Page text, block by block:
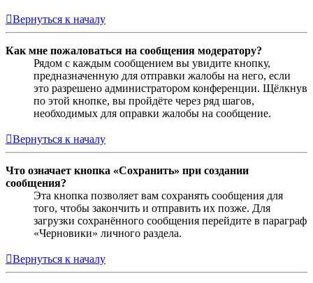
Вернуться к началу
Как мне пожаловаться на сообщения модератору?
Рядом с каждым сообщением вы увидите кнопку,
предназначенную для отправки жалобы на него, если
это разрешено администратором конференции. Щёлкнув
по этой кнопке, вы пройдёте через ряд шагов,
необходимых для оправки жалобы на сообщение.
Вернуться к началу
Что означает кнопка «Сохранить» при создании
сообщения?
Эта кнопка позволяет вам сохранять сообщения для
того, чтобы закончить и отправить их позже. Для
загрузки сохранённого сообщения перейдите в параграф
«Черновики» личного раздела.
Вернуться к началу